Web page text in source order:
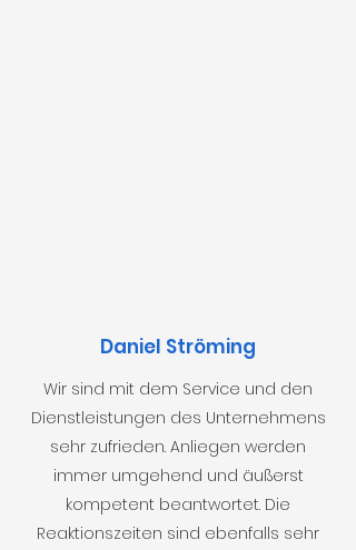
Daniel Ströming
Wir sind mit dem Service und den
Dienstleistungen des Unternehmens
sehr zufrieden. Anliegen werden
immer umgehend und äußerst
kompetent beantwortet. Die
Reaktionszeiten sind ebenfalls sehr